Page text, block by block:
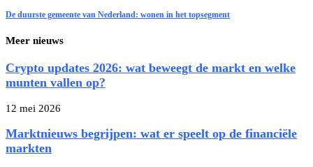
De duurste gemeente van Nederland: wonen in het topsegment
Meer nieuws
Crypto updates 2026: wat beweegt de markt en welke
munten vallen op?
12 mei 2026
Marktnieuws begrijpen: wat er speelt op de financiële
markten